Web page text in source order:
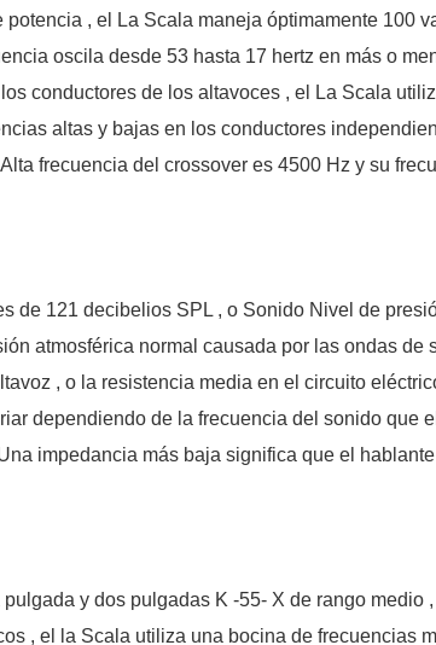
, el La Scala maneja óptimamente 100
oscila desde 53 hasta 17 hertz en más o
conductores de los altavoces , el La Scala
altas y bajas en los conductores
frecuencia del crossover es 4500 Hz y su
de 121 decibelios SPL , o Sonido Nivel de
atmosférica normal causada por las ondas de
, o la resistencia media en el circuito
dependiendo de la frecuencia del sonido que
impedancia más baja significa que el
y dos pulgadas K -55- X de rango medio
, el la Scala utiliza una bocina de frecuencias